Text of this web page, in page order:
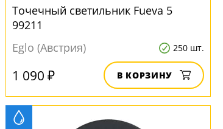
Точечный светильник Fueva 5
99211
Eglo (Австрия)
250 шт.
1 090 ₽ В КОРЗИНУ